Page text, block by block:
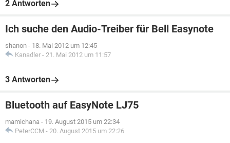
2 Antworten
Ich suche den Audio-Treiber für Bell Easynote
shanon - 18. Mai 2012 um 12:45
Kanadler - 21. Mai 2012 um 11:57
3 Antworten
Bluetooth auf EasyNote LJ75
mamichana - 19. August 2015 um 22:34
PeterCCM - 20. August 2015 um 22:26